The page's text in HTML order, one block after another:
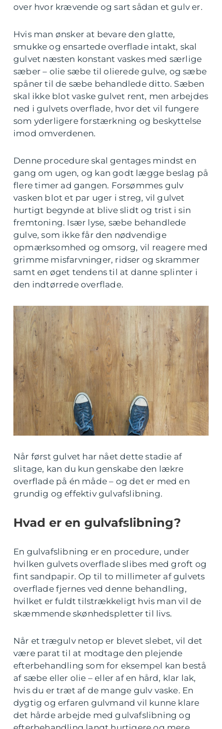
over hvor krævende og sart sådan et gulv er.
Hvis man ønsker at bevare den glatte,
smukke og ensartede overflade intakt, skal
gulvet næsten konstant vaskes med særlige
sæber – olie sæbe til olierede gulve, og sæbe
spåner til de sæbe behandlede ditto. Sæben
skal ikke blot vaske gulvet rent, men arbejdes
ned i gulvets overflade, hvor det vil fungere
som yderligere forstærkning og beskyttelse
imod omverdenen.
Denne procedure skal gentages mindst en
gang om ugen, og kan godt lægge beslag på
flere timer ad gangen. Forsømmes gulv
vasken blot et par uger i streg, vil gulvet
hurtigt begynde at blive slidt og trist i sin
fremtoning. Især lyse, sæbe behandlede
gulve, som ikke får den nødvendige
opmærksomhed og omsorg, vil reagere med
grimme misfarvninger, ridser og skrammer
samt en øget tendens til at danne splinter i
den indtørrede overflade.
Når først gulvet har nået dette stadie af
slitage, kan du kun genskabe den lækre
overflade på én måde – og det er med en
grundig og effektiv gulvafslibning.
Hvad er en gulvafslibning?
En gulvafslibning er en procedure, under
hvilken gulvets overflade slibes med groft og
fint sandpapir. Op til to millimeter af gulvets
overflade fjernes ved denne behandling,
hvilket er fuldt tilstrækkeligt hvis man vil de
skæmmende skønhedspletter til livs.
Når et trægulv netop er blevet slebet, vil det
være parat til at modtage den plejende
efterbehandling som for eksempel kan bestå
af sæbe eller olie – eller af en hård, klar lak,
hvis du er træt af de mange gulv vaske. En
dygtig og erfaren gulvmand vil kunne klare
det hårde arbejde med gulvafslibning og